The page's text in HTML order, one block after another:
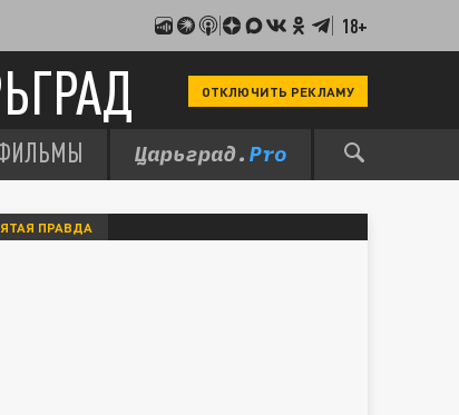
18+
ОТКЛЮЧИТЬ РЕКЛАМУ
ПРАВДА